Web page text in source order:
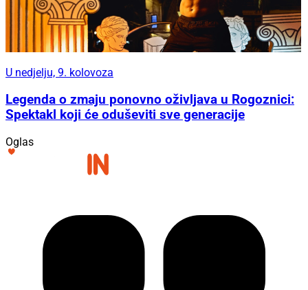
U nedjelju, 9. kolovoza
Legenda o zmaju ponovno oživljava u Rogoznici:
Spektakl koji će oduševiti sve generacije
Oglas